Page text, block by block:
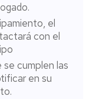
el
con el
cumplen las
en su